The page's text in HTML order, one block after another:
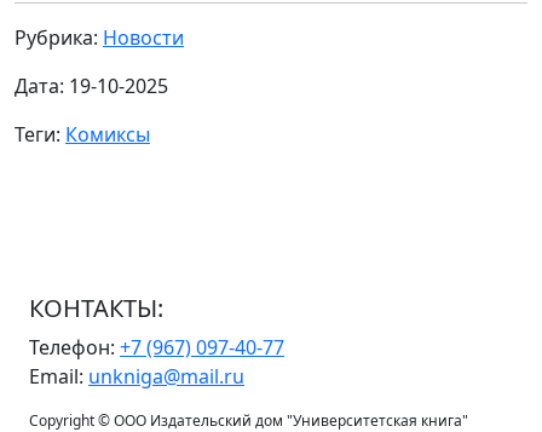
Рубрика: Новости
Дата: 19-10-2025
Теги: Комиксы
КОНТАКТЫ:
Телефон: +7 (967) 097-40-77
Email: unkniga@mail.ru
Copyright © ООО Издательский дом "Университетская книга"